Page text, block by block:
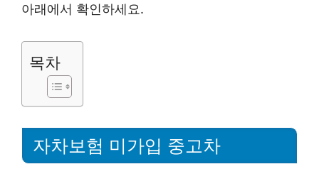
아래에서 확인하세요.
목차
자차보험 미가입 중고차